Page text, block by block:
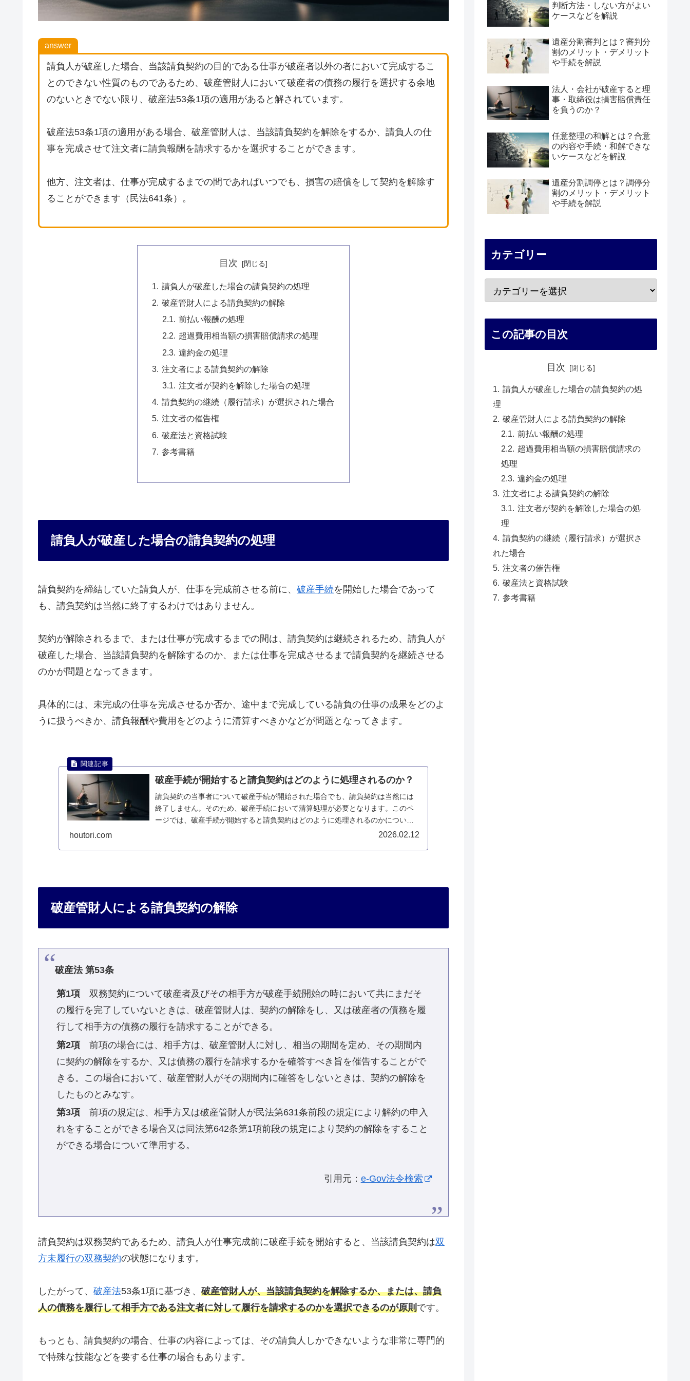
answer
請負人が破産した場合、当該請負契約の目的である仕事が破産者以外の者において完成するこ
とのできない性質のものであるため、破産管財人において破産者の債務の履行を選択する余地
のないときでない限り、破産法53条1項の適用があると解されています。
破産法53条1項の適用がある場合、破産管財人は、当該請負契約を解除をするか、請負人の仕
事を完成させて注文者に請負報酬を請求するかを選択することができます。
他方、注文者は、仕事が完成するまでの間であればいつでも、損害の賠償をして契約を解除す
ることができます（民法641条）。
目次
請負人が破産した場合の請負契約の処理
破産管財人による請負契約の解除
前払い報酬の処理
超過費用相当額の損害賠償請求の処理
違約金の処理
注文者による請負契約の解除
注文者が契約を解除した場合の処理
請負契約の継続（履行請求）が選択された場合
注文者の催告権
破産法と資格試験
参考書籍
請負人が破産した場合の請負契約の処理
請負契約を締結していた請負人が、仕事を完成前させる前に、 破産手続を開始した場合であって
も、請負契約は当然に終了するわけではありません。
契約が解除されるまで、または仕事が完成するまでの間は、請負契約は継続されるため、請負人が
破産した場合、当該請負契約を解除するのか、または仕事を完成させるまで請負契約を継続させる
のかが問題となってきます。
具体的には、未完成の仕事を完成させるか否か、途中まで完成している請負の仕事の成果をどのよ
うに扱うべきか、請負報酬や費用をどのように清算すべきかなどが問題となってきます。
破産手続が開始すると請負契約はどのように処理されるのか？
請負契約の当事者について破産手続が開始された場合でも、請負契約は当然には
終了しません。そのため、破産手続において清算処理が必要となります。このペ
ージでは、破産手続が開始すると請負契約はどのように処理されるのかについて
houtori.com 2026.02.12
破産管財人による請負契約の解除
破産法 第53条
第1項双務契約について破産者及びその相手方が破産手続開始の時において共にまだそ
の履行を完了していないときは、破産管財人は、契約の解除をし、又は破産者の債務を履
行して相手方の債務の履行を請求することができる。
第2項前項の場合には、相手方は、破産管財人に対し、相当の期間を定め、その期間内
に契約の解除をするか、又は債務の履行を請求するかを確答すべき旨を催告することがで
きる。この場合において、破産管財人がその期間内に確答をしないときは、契約の解除を
したものとみなす。
第3項前項の規定は、相手方又は破産管財人が民法第631条前段の規定により解約の申入
れをすることができる場合又は同法第642条第1項前段の規定により契約の解除をすること
ができる場合について準用する。
引用元： e-Gov法令検索
請負契約は双務契約であるため、請負人が仕事完成前に破産手続を開始すると、当該請負契約は双
方未履行の双務契約の状態になります。
したがって、 破産法53条1項に基づき、破産管財人が、当該請負契約を解除するか、または、請負
人の債務を履行して相手方である注文者に対して履行を請求するのかを選択できるのが原則です。
もっとも、請負契約の場合、仕事の内容によっては、その請負人しかできないような非常に専門的
で特殊な技能などを要する仕事の場合もあります。
判断方法・しない方がよい
ケースなどを解説
遺産分割審判とは？審判分
割のメリット・デメリット
や手続を解説
法人・会社が破産すると理
事・取締役は損害賠償責任
を負うのか？
任意整理の和解とは？合意
の内容や手続・和解できな
いケースなどを解説
遺産分割調停とは？調停分
割のメリット・デメリット
や手続を解説
カテゴリー
この記事の目次
目次
請負人が破産した場合の請負契約の処
理
破産管財人による請負契約の解除
前払い報酬の処理
超過費用相当額の損害賠償請求の
処理
違約金の処理
注文者による請負契約の解除
注文者が契約を解除した場合の処
理
請負契約の継続（履行請求）が選択さ
れた場合
注文者の催告権
破産法と資格試験
参考書籍